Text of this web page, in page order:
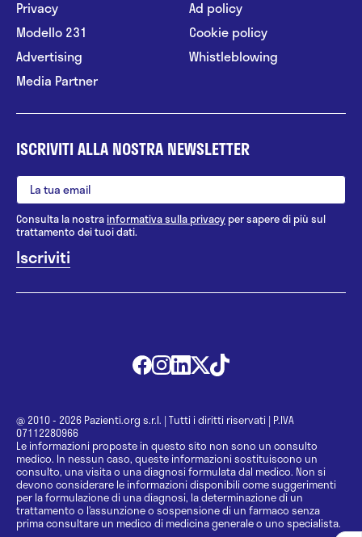
Privacy
Modello 231
Advertising
Media Partner
Ad policy
Cookie policy
Whistleblowing
ISCRIVITI ALLA NOSTRA NEWSLETTER
Consulta la nostrainformativa sulla privacy per sapere di più sul
trattamento dei tuoi dati.
@ 2010 - 2026 Pazienti.org s.r.l. | Tutti i diritti riservati | P.IVA
07112280966
Le informazioni proposte in questo sito non sono un consulto
medico. In nessun caso, queste informazioni sostituiscono un
consulto, una visita o una diagnosi formulata dal medico. Non si
devono considerare le informazioni disponibili come suggerimenti
per la formulazione di una diagnosi, la determinazione di un
trattamento o l’assunzione o sospensione di un farmaco senza
prima consultare un medico di medicina generale o uno specialista.